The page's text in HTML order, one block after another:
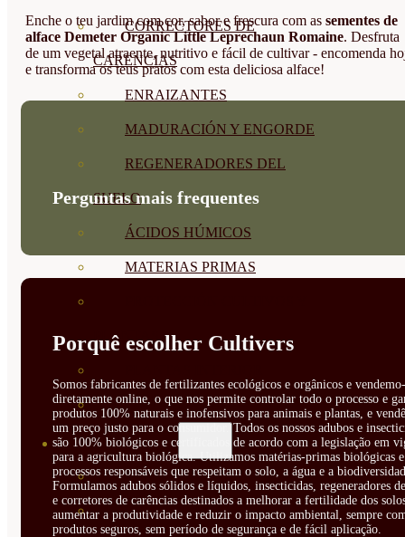
CORRECTORES DE
CARENCIAS
ENRAIZANTES
MADURACIÓN Y ENGORDE
REGENERADORES DEL
SUELO
ÁCIDOS HÚMICOS
MATERIAS PRIMAS
PLANTAS
GROWPUNCH
SEMILLAS
VER TODAS
BIODINÁMICAS DEMETER
Enche o teu jardim com cor, sabor e frescura com as sementes de
alface Demeter Organic Little Leprechaun Romaine. Desfruta
de um vegetal atraente, nutritivo e fácil de cultivar - encomenda
e transforma os teus pratos com esta deliciosa alface!
Perguntas mais frequentes
Porquê escolher Cultivers
Somos fabricantes de fertilizantes ecológicos e orgânicos e
diretamente online, o que nos permite controlar todo o processo e
produtos 100% naturais e inofensivos para animais e plantas, e
um preço justo para o consumidor. Todos os nossos adubos e
são 100% biológicos e certificados de acordo com a legislação em
para a agricultura biológica. Utilizamos matérias-primas biológicas e
processos responsáveis que respeitam o solo, a água e a
Formulamos adubos sólidos e líquidos, insecticidas, regeneradores
e corretores de carências destinados a melhorar a fertilidade dos
aumentar a produtividade e reduzir o impacto ambiental, sempre
produtos seguros, sem período de segurança e de fácil aplicação.